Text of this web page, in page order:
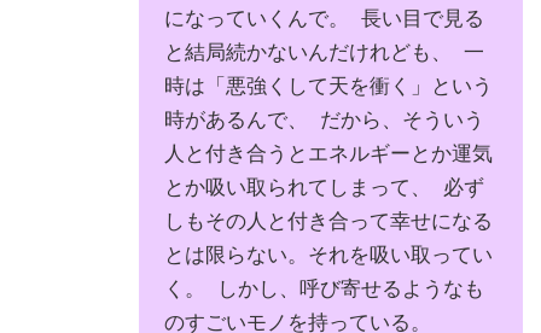
になっていくんで。 長い目で見る
と結局続かないんだけれども、 一
時は「悪強くして天を衝く」という
時があるんで、 だから、そういう
人と付き合うとエネルギーとか運気
とか吸い取られてしまって、 必ず
しもその人と付き合って幸せになる
とは限らない。それを吸い取ってい
く。 しかし、呼び寄せるようなも
のすごいモノを持っている。